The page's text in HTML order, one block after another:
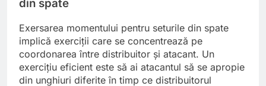
din spate
Exersarea momentului pentru seturile din spate
implică exerciții care se concentrează pe
coordonarea între distribuitor și atacant. Un
exercițiu eficient este să ai atacantul să se apropie
din unghiuri diferite în timp ce distribuitorul